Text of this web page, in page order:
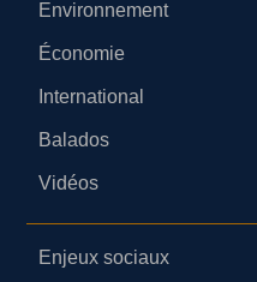
Environnement
Économie
International
Balados
Vidéos
Enjeux sociaux